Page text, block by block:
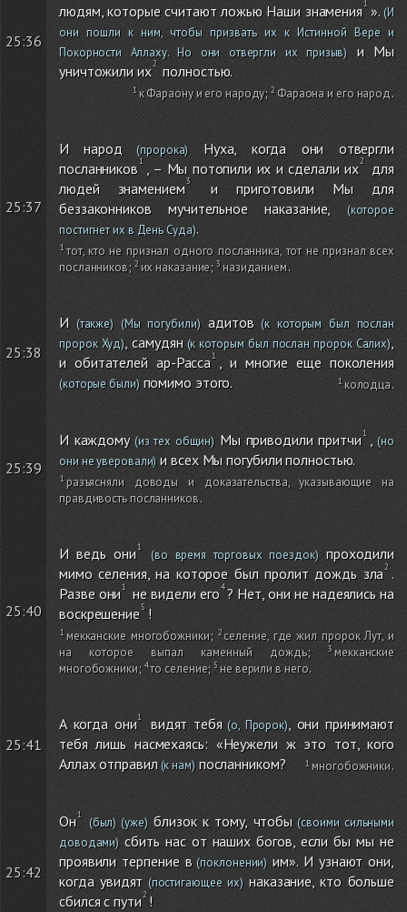
25:36
людям, которые считают ложью Наши знамения ».(И
они пошли к ним, чтобы призвать их к Истинной Вере и
Покорности Аллаху. Но они отвергли их призыв)
и Мы
уничтожили их
полностью.
к Фараону и его народу; Фараона и его народ.
25:37
И народ (пророка)
Нуха, когда они отвергли
посланников
, – Мы потопили их и сделали их
для
людей знамением
и приготовили Мы для
беззаконников мучительное наказание,
(которое
постигнет их в День Суда).
тот, кто не признал одного посланника, тот не признал всех
посланников; их наказание; назиданием.
25:38
И(также) (Мы погубили)адитов(к которым был послан
пророк Худ) , самудян(к которым был послан пророк Салих)
и обитателей ар-Расса
, и многие еще поколения
(которые были)помимо этого. колодца.
25:39
И каждому(из тех общин) Мы приводили притчи
(но
они не уверовали) и всех Мы погубили полностью.
разъясняли доводы и доказательства, указывающие на
правдивость посланников.
25:40
И ведь они (во время торговых поездок)проходили
мимо селения, на которое был пролит дождь зла .
Разве они
не видели его ? Нет, они не надеялись на
воскрешение !
мекканские многобожники;
селение, где жил пророк Лут, и
на которое выпал каменный дождь;
мекканские
многобожники; то селение; не верили в него.
25:41
А когда они видят тебя(о, Пророк), они принимают
тебя лишь насмехаясь: «Неужели ж это тот, кого
Аллах отправил(к нам)посланником? многобожники.
25:42
Он (был) (уже)близок к тому, чтобы (своими сильными
доводами) сбить нас от наших богов, если бы мы не
проявили терпение в(поклонении) им». И узнают они,
когда увидят (постигающее их)наказание, кто больше
сбился с пути !